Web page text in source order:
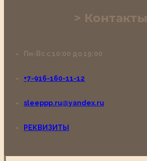
Контакты
Пн-Вс с 10:00 до 19:00
+7-916-160-11-12
sleeppp.ru@yandex.ru
РЕКВИЗИТЫ